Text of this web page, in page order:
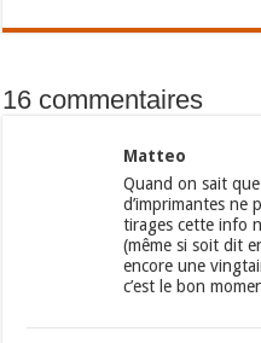
16 commentaires
Matteo
Quand on sait
d’imprimantes ne
tirages cette info
(même si soit dit
encore une
c’est le bon